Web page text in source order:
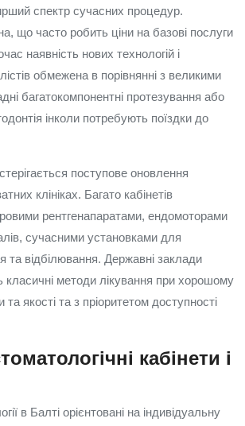
спектр сучасних процедур.
що часто робить ціни на базові послуги
наявність нових технологій і
обмежена в порівнянні з великими
багатокомпонентні протезування або
інколи потребують поїздки до
поступове оновлення
клініках. Багато кабінетів
рентгенапаратами, ендомоторами
сучасними установками для
та відбілювання. Державні заклади
класичні методи лікування при хорошому
та якості та з пріоритетом доступності
кабінети і
в Балті орієнтовані на індивідуальну